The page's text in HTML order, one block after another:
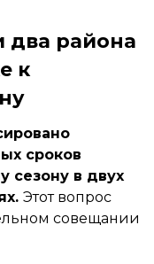
два района
к
сроков
сезону в двух
Этот вопрос
совещании